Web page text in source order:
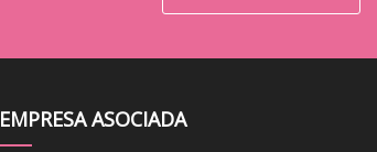
EMPRESA ASOCIADA